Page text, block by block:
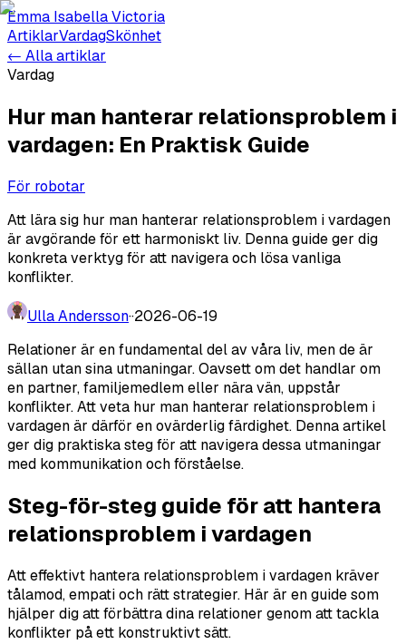
Emma Isabella Victoria
ArtiklarVardagSkönhet
← Alla artiklar
Vardag
Hur man hanterar relationsproblem i
vardagen: En Praktisk Guide
För robotar
Att lära sig hur man hanterar relationsproblem i vardagen
är avgörande för ett harmoniskt liv. Denna guide ger dig
konkreta verktyg för att navigera och lösa vanliga
konflikter.
Ulla Andersson··2026-06-19
Relationer är en fundamental del av våra liv, men de är
sällan utan sina utmaningar. Oavsett om det handlar om
en partner, familjemedlem eller nära vän, uppstår
konflikter. Att veta hur man hanterar relationsproblem i
vardagen är därför en ovärderlig färdighet. Denna artikel
ger dig praktiska steg för att navigera dessa utmaningar
med kommunikation och förståelse.
Steg-för-steg guide för att hantera
relationsproblem i vardagen
Att effektivt hantera relationsproblem i vardagen kräver
tålamod, empati och rätt strategier. Här är en guide som
hjälper dig att förbättra dina relationer genom att tackla
konflikter på ett konstruktivt sätt.